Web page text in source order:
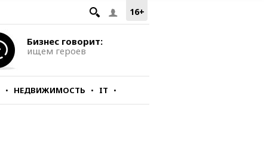
16+
Бизнес говорит:
ищем героев
НЕДВИЖИМОСТЬ IT